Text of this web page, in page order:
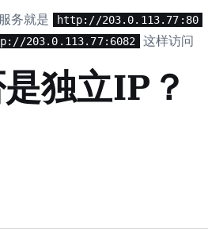
务就是 http://203.0.113.77:80
203.0.113.77:6082 这样访问
独立IP？